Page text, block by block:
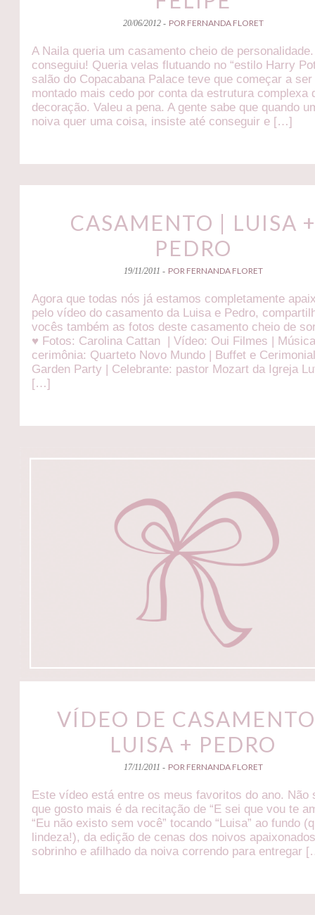
20/06/2012 - POR FERNANDA FLORET
A Naila queria um casamento cheio de
conseguiu! Queria velas flutuando no “estilo Harry
salão do Copacabana Palace teve que começar a ser
montado mais cedo por conta da estrutura complexa
decoração. Valeu a pena. A gente sabe que quando
noiva quer uma coisa, insiste até conseguir e […]
CASAMENTO | LUISA
PEDRO
19/11/2011 - POR FERNANDA FLORET
Agora que todas nós já estamos completamente
pelo vídeo do casamento da Luisa e Pedro,
vocês também as fotos deste casamento cheio de
♥ Fotos: Carolina Cattan | Vídeo: Oui Filmes |
cerimônia: Quarteto Novo Mundo | Buffet e
Garden Party | Celebrante: pastor Mozart da Igreja
[…]
VÍDEO DE
LUISA + PEDRO
17/11/2011 - POR FERNANDA FLORET
Este vídeo está entre os meus favoritos do ano. Não
que gosto mais é da recitação de “E sei que vou te
“Eu não existo sem você” tocando “Luisa” ao fundo
lindeza!), da edição de cenas dos noivos
sobrinho e afilhado da noiva correndo para entregar